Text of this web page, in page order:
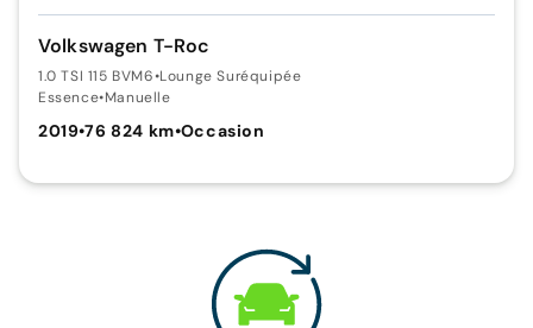
Volkswagen T-Roc
1.0 TSI 115 BVM6•Lounge Suréquipée
Essence•Manuelle
2019•76 824 km•Occasion